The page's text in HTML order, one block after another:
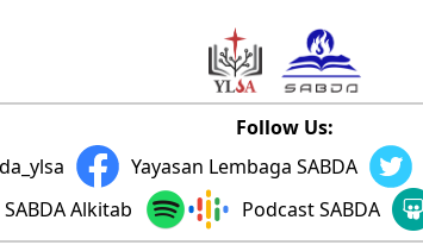
Follow Us:
Yayasan Lembaga SABDA
SABDA Alkitab
Podcast SABDA